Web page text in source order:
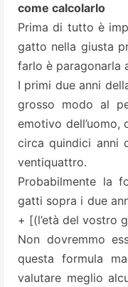
come calcolarlo
Prima di tutto è
gatto nella giusta
farlo è paragonarla
I primi due anni
grosso modo al
emotivo dell’uomo,
circa quindici anni
ventiquattro.
Probabilmente la
gatti sopra i due
+ [(l’età del vostro
Non dovremmo
questa formula
valutare meglio